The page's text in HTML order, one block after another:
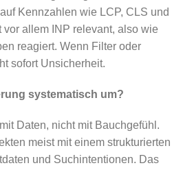
Kennzahlen wie LCP, CLS und
vor allem INP relevant, also wie
reagiert. Wenn Filter oder
sofort Unsicherheit.
systematisch um?
Daten, nicht mit Bauchgefühl.
meist mit einem strukturierten
und Suchintentionen. Das